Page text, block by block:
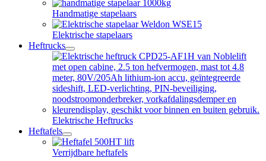
dropdown
menu
Handmatige stapelaars
Elektrische stapelaars
Heftrucks
open
dropdown
menu
Elektrische Heftrucks
Heftafels
open
dropdown
menu
Verrijdbare heftafels